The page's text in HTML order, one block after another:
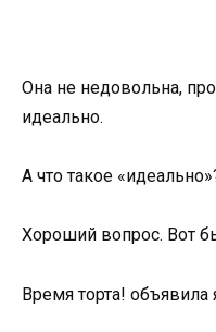
Она не недовольна,
идеально.
А что такое
Хороший вопрос. Вот
Время торта!